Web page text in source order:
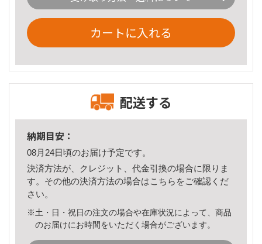
カートに入れる
配送する
納期目安：
08月24日頃のお届け予定です。
決済方法が、クレジット、代金引換の場合に限りま
す。その他の決済方法の場合はこちら をご確認くだ
さい。
※土・日・祝日の注文の場合や在庫状況によって、商品
のお届けにお時間をいただく場合がございます。